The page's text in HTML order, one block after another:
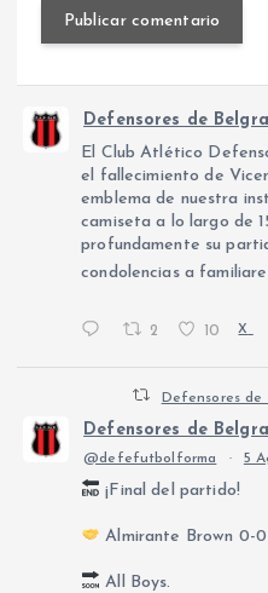
Defensores de
El Club Atlético
el fallecimiento de
emblema de nuestra
camiseta a lo largo de
profundamente su
condolencias a
2 10 X
Defensores de
Defensores de
@defefutbolforma · 5
¡Final del partido!
Almirante Brown 0-
All Boys.